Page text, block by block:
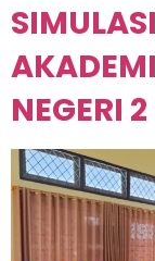
NEGERI